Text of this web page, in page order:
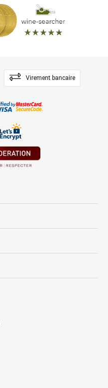
Virement bancaire